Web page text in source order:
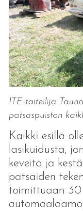
ITE-taiteilija
patsaspuiston
Kaikki esillä
lasikuidusta,
keveitä ja
patsaiden
toimittuaan